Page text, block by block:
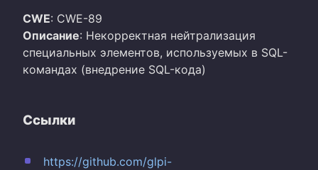
CWE: CWE-89
Описание: Некорректная нейтрализация
специальных элементов, используемых в SQL-
командах (внедрение SQL-кода)
Ссылки
https://github.com/glpi-